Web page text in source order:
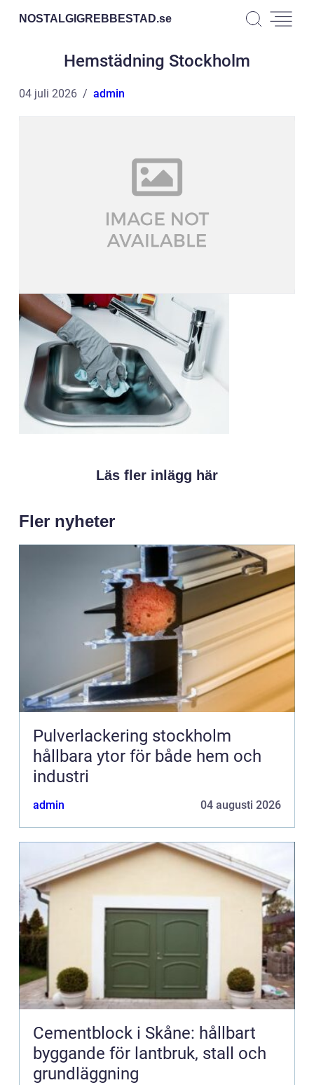
NOSTALGIGREBBESTAD.se
Hemstädning Stockholm
04 juli 2026 admin
Läs fler inlägg här
Fler nyheter
Pulverlackering stockholm
hållbara ytor för både hem och
industri
admin 04 augusti 2026
Cementblock i Skåne: hållbart
byggande för lantbruk, stall och
grundläggning